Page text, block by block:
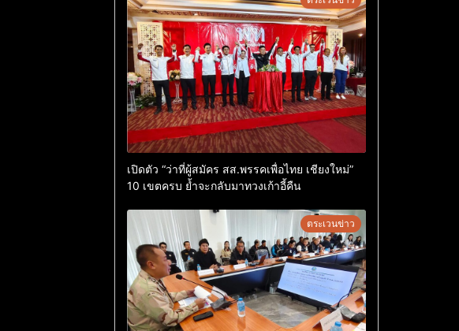
เปิดตัว “ว่าที่ผู้สมัคร สส.พรรคเพื่อไทย เชียงใหม่”
10 เขตครบ ย้ำจะกลับมาทวงเก้าอี้คืน
ตระเวนข่าว